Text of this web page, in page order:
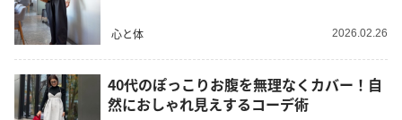
心と体 2026.02.26
40代のぽっこりお腹を無理なくカバー！自
然におしゃれ見えするコーデ術